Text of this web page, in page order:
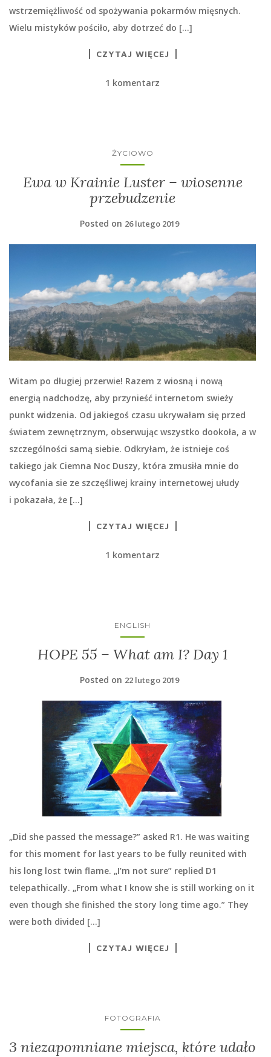
wstrzemiężliwość od spożywania pokarmów mięsnych.
Wielu mistyków pościło, aby dotrzeć do […]
CZYTAJ WIĘCEJ
1 komentarz
ŻYCIOWO
Ewa w Krainie Luster – wiosenne
przebudzenie
Posted on 26 lutego 2019
Witam po długiej przerwie! Razem z wiosną i nową
energią nadchodzę, aby przynieść internetom swieży
punkt widzenia. Od jakiegoś czasu ukrywałam się przed
światem zewnętrznym, obserwując wszystko dookoła, a w
szczególności samą siebie. Odkryłam, że istnieje coś
takiego jak Ciemna Noc Duszy, która zmusiła mnie do
wycofania sie ze szczęśliwej krainy internetowej ułudy
i pokazała, że […]
CZYTAJ WIĘCEJ
1 komentarz
ENGLISH
HOPE 55 – What am I? Day 1
Posted on 22 lutego 2019
„Did she passed the message?” asked R1. He was waiting
for this moment for last years to be fully reunited with
his long lost twin flame. „I’m not sure” replied D1
telepathically. „From what I know she is still working on it
even though she finished the story long time ago.” They
were both divided […]
CZYTAJ WIĘCEJ
FOTOGRAFIA
3 niezapomniane miejsca, które udało